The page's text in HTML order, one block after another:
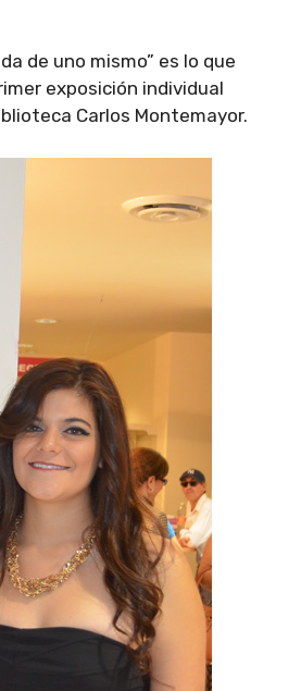
de uno mismo” es lo que
exposición individual
Carlos Montemayor.